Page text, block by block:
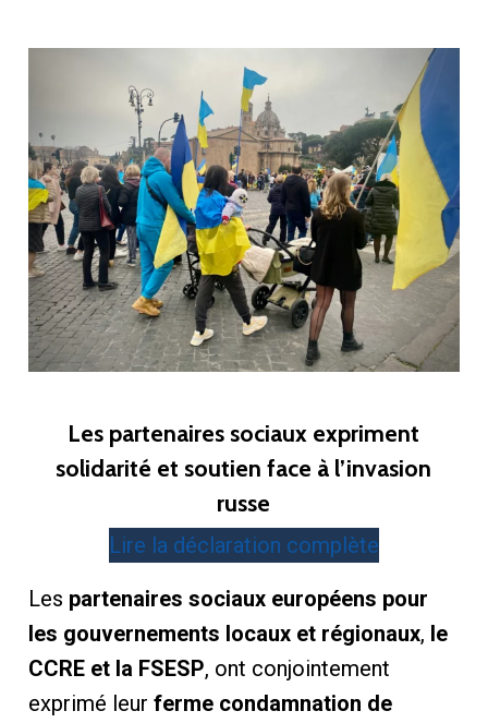
Les partenaires sociaux expriment
solidarité et soutien face à l’invasion
russe
Lire la déclaration complète
Les partenaires sociaux européens pour
les gouvernements locaux et régionaux, le
CCRE et la FSESP, ont conjointement
exprimé leur ferme condamnation de